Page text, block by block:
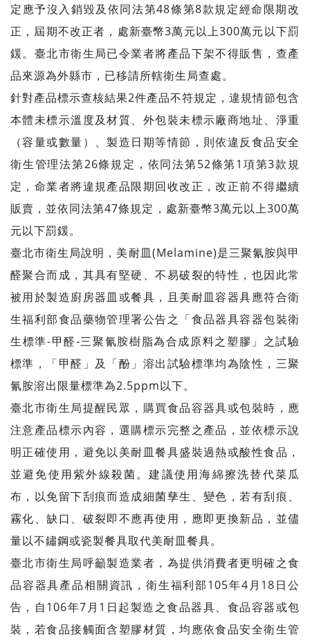
定應予沒入銷毀及依同法第48條第8款規定經命限期改
正，屆期不改正者，處新臺幣3萬元以上300萬元以下罰
鍰。臺北市衛生局已令業者將產品下架不得販售，查產
品來源為外縣市，已移請所轄衛生局查處。
針對產品標示查核結果2件產品不符規定，違規情節包含
本體未標示溫度及材質、外包裝未標示廠商地址、淨重
（容量或數量）、製造日期等情節，則依違反食品安全
衛生管理法第26條規定，依同法第52條第1項第3款規
定，命業者將違規產品限期回收改正，改正前不得繼續
販賣，並依同法第47條規定，處新臺幣3萬元以上300萬
元以下罰鍰。
臺北市衛生局說明，美耐皿(Melamine)是三聚氰胺與甲
醛聚合而成，其具有堅硬、不易破裂的特性，也因此常
被用於製造廚房器皿或餐具，且美耐皿容器具應符合衛
生福利部食品藥物管理署公告之「食品器具容器包裝衛
生標準-甲醛-三聚氰胺樹脂為合成原料之塑膠」之試驗
標準，「甲醛」及「酚」溶出試驗標準均為陰性，三聚
氰胺溶出限量標準為2.5ppm以下。
臺北市衛生局提醒民眾，購買食品容器具或包裝時，應
注意產品標示內容，選購標示完整之產品，並依標示說
明正確使用，避免以美耐皿餐具盛裝過熱或酸性食品，
並避免使用紫外線殺菌。建議使用海綿擦洗替代菜瓜
布，以免留下刮痕而造成細菌孳生、變色，若有刮痕、
霧化、缺口、破裂即不應再使用，應即更換新品，並儘
量以不鏽鋼或瓷製餐具取代美耐皿餐具。
臺北市衛生局呼籲製造業者，為提供消費者更明確之食
品容器具產品相關資訊，衛生福利部105年4月18日公
告，自106年7月1日起製造之食品器具、食品容器或包
裝，若食品接觸面含塑膠材質，均應依食品安全衛生管